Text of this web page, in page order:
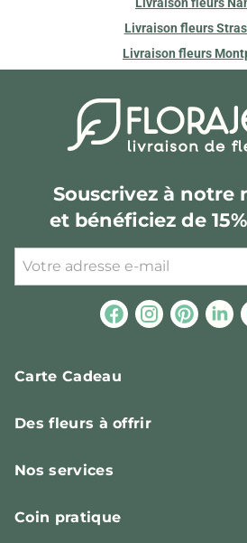
Livraison fleurs
Livraison fleurs
Souscrivez à notre
et bénéficiez de
Carte Cadeau
Des fleurs à offrir
Nos services
Coin pratique